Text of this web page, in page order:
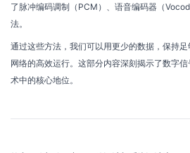
了脉冲编码调制（PCM）、语音编码器（
法。
通过这些方法，我们可以用更少的数据，保持
网络的高效运行。这部分内容深刻揭示了数字
术中的核心地位。